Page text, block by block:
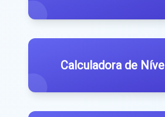
Calculadora de